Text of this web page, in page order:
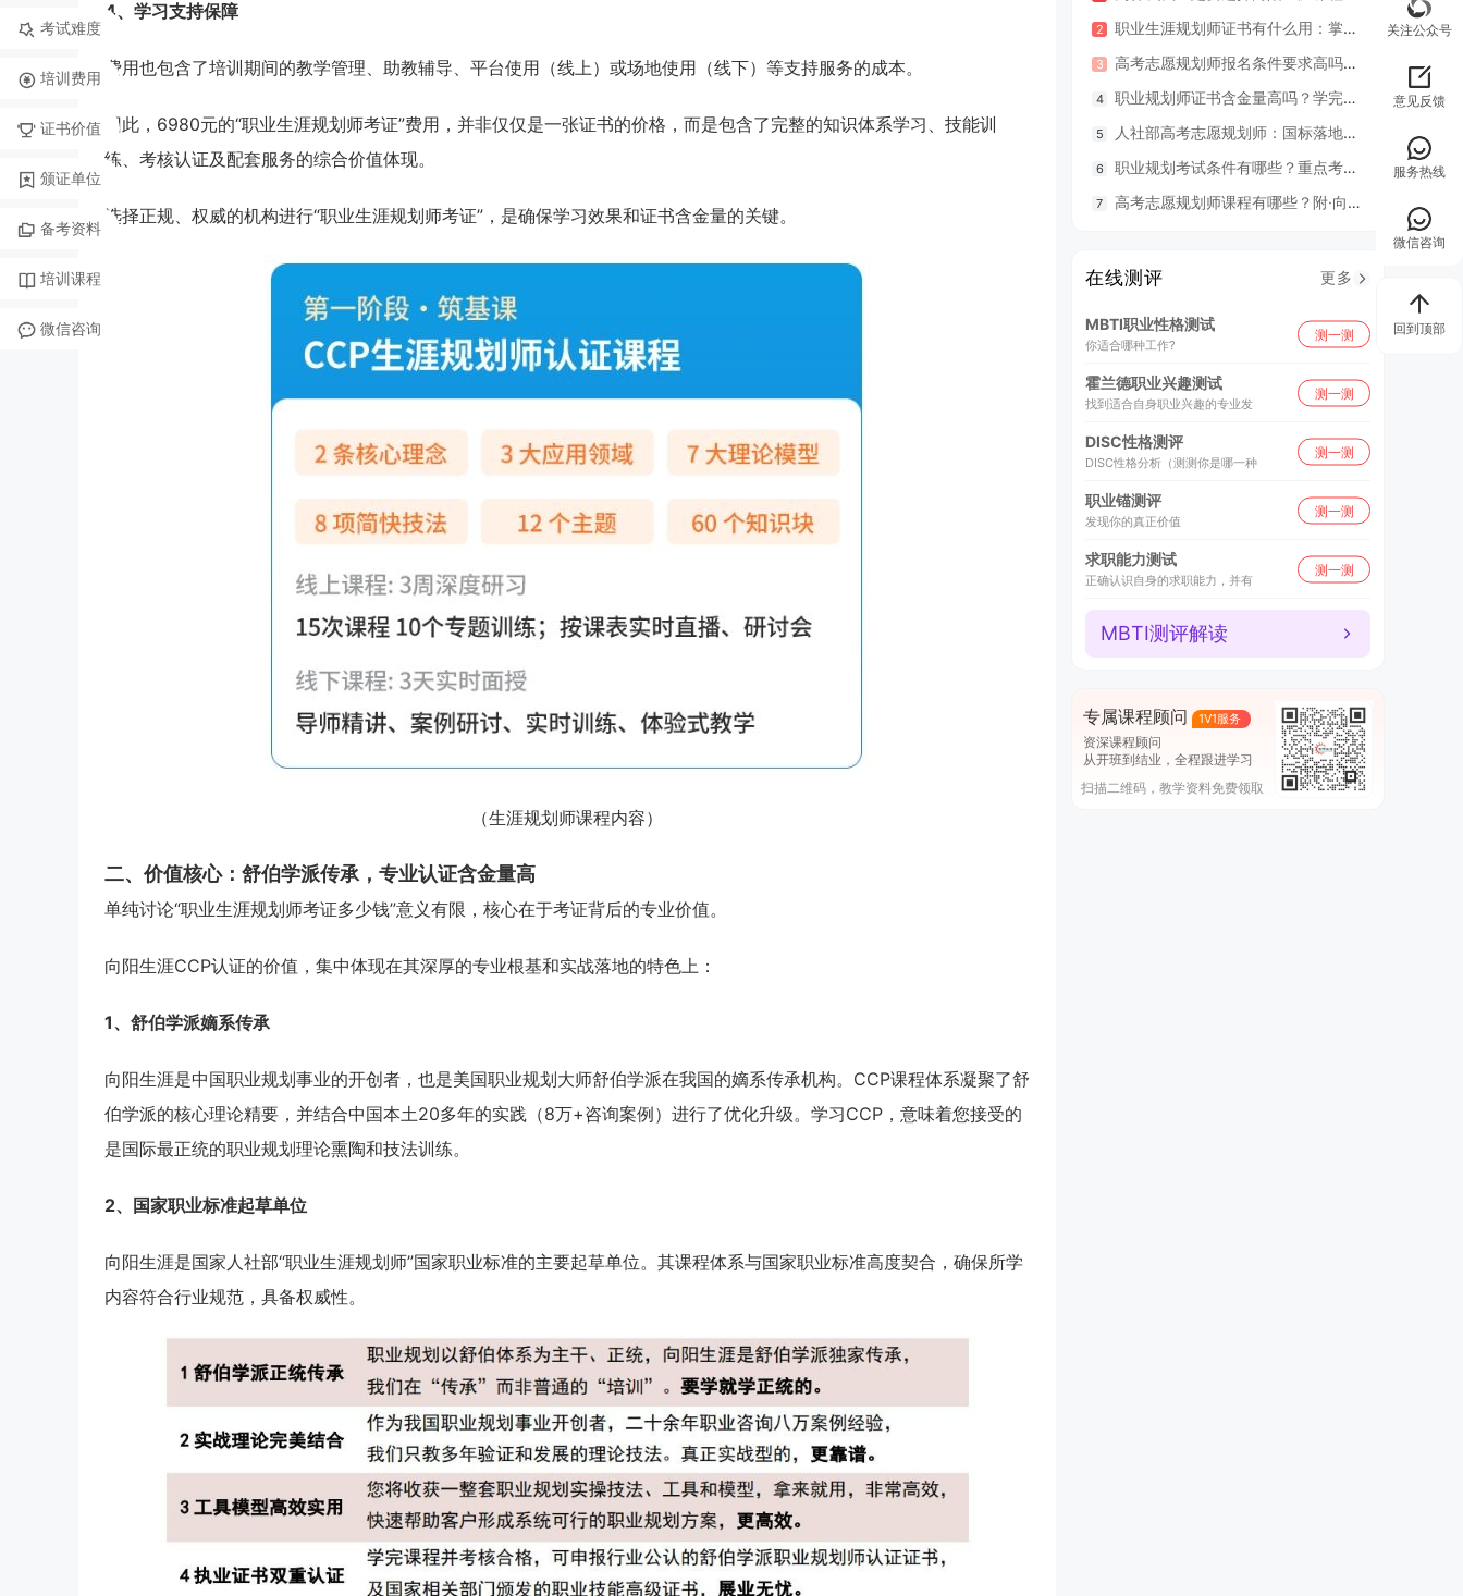
4、学习支持保障
费用也包含了培训期间的教学管理、助教辅导、平台使用（线上）或场地使用（线下）等支持服务的成本。
因此，6980元的“职业生涯规划师考证”费用，并非仅仅是一张证书的价格，而是包含了完整的知识体系学习、技能训
练、考核认证及配套服务的综合价值体现。
选择正规、权威的机构进行“职业生涯规划师考证”，是确保学习效果和证书含金量的关键。
（生涯规划师课程内容）
二、价值核心：舒伯学派传承，专业认证含金量高
单纯讨论“职业生涯规划师考证多少钱”意义有限，核心在于考证背后的专业价值。
向阳生涯CCP认证的价值，集中体现在其深厚的专业根基和实战落地的特色上：
1、舒伯学派嫡系传承
向阳生涯是中国职业规划事业的开创者，也是美国职业规划大师舒伯学派在我国的嫡系传承机构。CCP课程体系凝聚了舒
伯学派的核心理论精要，并结合中国本土20多年的实践（8万+咨询案例）进行了优化升级。学习CCP，意味着您接受的
是国际最正统的职业规划理论熏陶和技法训练。
2、国家职业标准起草单位
向阳生涯是国家人社部“职业生涯规划师”国家职业标准的主要起草单位。其课程体系与国家职业标准高度契合，确保所学
内容符合行业规范，具备权威性。
CCDM学员心得交流
UAPM学员心得交流
职业生涯规划师证书有什么用：掌握专业知识与技能，助人也助己！
高考志愿规划师报名条件要求高吗？专业认证在哪里考？
职业规划师证书含金量高吗？学完好找工作吗？
人社部高考志愿规划师：国标落地，从业标准更明确，持证执业不可少
职业规划考试条件有哪些？重点考什么？
高考志愿规划师课程有哪些？附·向阳生涯26年UAPM课程开班计划表
咨询案
2年
985
在线测评 更多
MBTI职业性格测试
你适合哪种工作?
测一测
霍兰德职业兴趣测试
找到适合自身职业兴趣的专业发
测一测
DISC性格测评
DISC性格分析（测测你是哪一种
测一测
职业锚测评
发现你的真正价值
测一测
求职能力测试
正确认识自身的求职能力，并有
测一测
MBTI测评解读
专属课程顾问 1V1服务
资深课程顾问
从开班到结业，全程跟进学习
扫描二维码，教学资料免费领取
考试难度
培训费用
证书价值
颁证单位
备考资料
培训课程
微信咨询
关注公众号
意见反馈
服务热线
微信咨询
回到顶部